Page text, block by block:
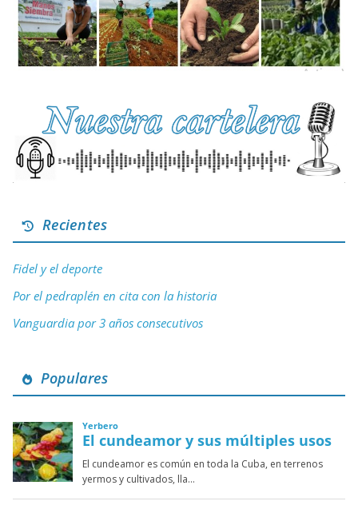
Recientes
Fidel y el deporte
Por el pedraplén en cita con la historia
Vanguardia por 3 años consecutivos
Populares